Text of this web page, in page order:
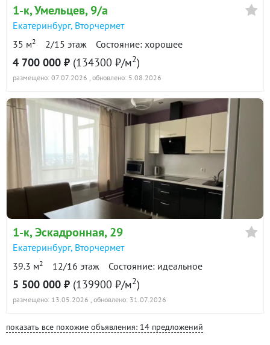
1-к, Умельцев, 9/а
Екатеринбург, Вторчермет
35 м2 2/15 этаж Состояние: хорошее
4 700 000 ₽ (134300 ₽/м2)
размещено: 07.07.2026 , обновлено: 5.08.2026
1-к, Эскадронная, 29
Екатеринбург, Вторчермет
39.3 м2 12/16 этаж Состояние: идеальное
5 500 000 ₽ (139900 ₽/м2)
размещено: 13.05.2026 , обновлено: 31.07.2026
показать все похожие объявления: 14 предложений